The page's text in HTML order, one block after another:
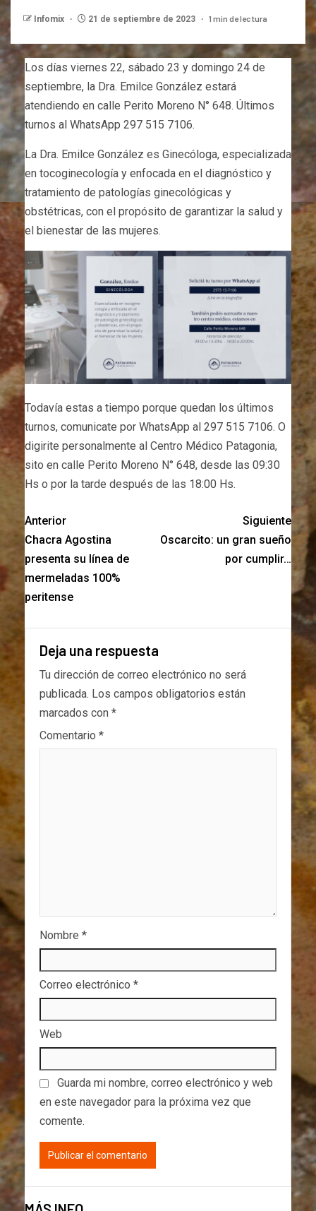
Infomix 21 de septiembre de 2023 1 min de lectura
Los días viernes 22, sábado 23 y domingo 24 de
septiembre, la Dra. Emilce González estará
atendiendo en calle Perito Moreno N° 648. Últimos
turnos al WhatsApp 297 515 7106.
La Dra. Emilce González es Ginecóloga, especializada
en tocoginecología y enfocada en el diagnóstico y
tratamiento de patologías ginecológicas y
obstétricas, con el propósito de garantizar la salud y
el bienestar de las mujeres.
Todavía estas a tiempo porque quedan los últimos
turnos, comunicate por WhatsApp al 297 515 7106. O
digirite personalmente al Centro Médico Patagonia,
sito en calle Perito Moreno N° 648, desde las 09:30
Hs o por la tarde después de las 18:00 Hs.
Anterior
Chacra Agostina
presenta su línea de
mermeladas 100%
peritense
Siguiente
Oscarcito: un gran sueño
por cumplir…
Deja una respuesta
Tu dirección de correo electrónico no será
publicada. Los campos obligatorios están
marcados con *
Comentario *
Nombre *
Correo electrónico *
Web
Guarda mi nombre, correo electrónico y web
en este navegador para la próxima vez que
comente.